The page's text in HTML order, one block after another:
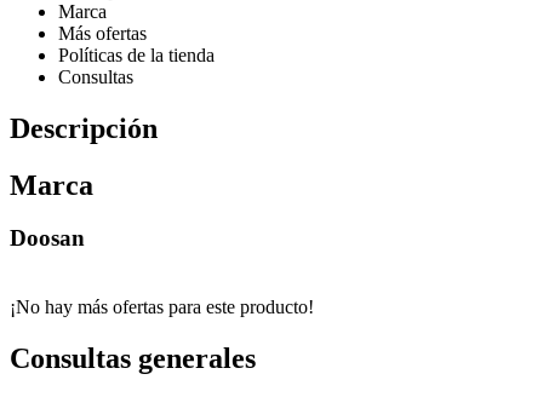
Marca
Más ofertas
Políticas de la tienda
Consultas
Descripción
Marca
Doosan
¡No hay más ofertas para este producto!
Consultas generales